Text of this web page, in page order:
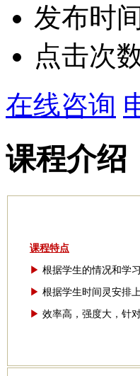
发布时
点击次
在线咨询
课程介绍
课程特点
▶ 根据学生的情况和学
▶ 根据学生时间灵安排
▶ 效率高，强度大，针